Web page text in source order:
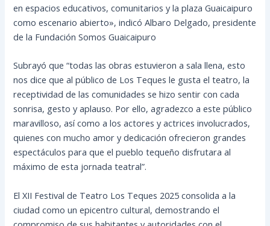
en espacios educativos, comunitarios y la plaza Guaicaipuro
como escenario abierto», indicó Albaro Delgado, presidente
de la Fundación Somos Guaicaipuro
Subrayó que “todas las obras estuvieron a sala llena, esto
nos dice que al público de Los Teques le gusta el teatro, la
receptividad de las comunidades se hizo sentir con cada
sonrisa, gesto y aplauso. Por ello, agradezco a este público
maravilloso, así como a los actores y actrices involucrados,
quienes con mucho amor y dedicación ofrecieron grandes
espectáculos para que el pueblo tequeño disfrutara al
máximo de esta jornada teatral”.
El XII Festival de Teatro Los Teques 2025 consolida a la
ciudad como un epicentro cultural, demostrando el